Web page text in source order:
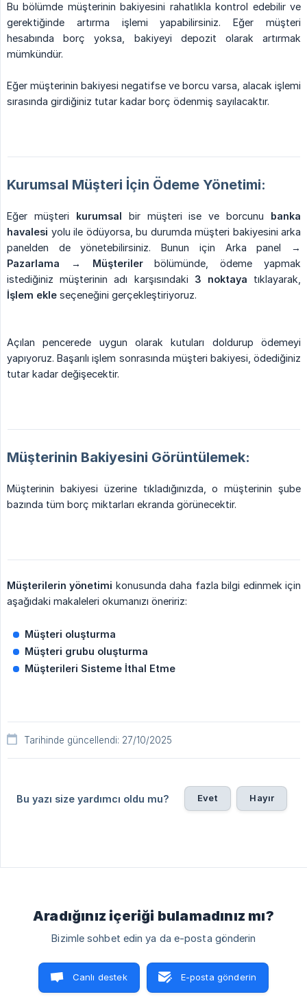
Bu bölümde müşterinin bakiyesini rahatlıkla kontrol edebilir ve
gerektiğinde artırma işlemi yapabilirsiniz. Eğer müşteri
hesabında borç yoksa, bakiyeyi depozit olarak artırmak
mümkündür.
Eğer müşterinin bakiyesi negatifse ve borcu varsa, alacak işlemi
sırasında girdiğiniz tutar kadar borç ödenmiş sayılacaktır.
Kurumsal Müşteri İçin Ödeme Yönetimi:
Eğer müşteri kurumsal bir müşteri ise ve borcunu banka
havalesi yolu ile ödüyorsa, bu durumda müşteri bakiyesini arka
panelden de yönetebilirsiniz. Bunun için Arka panel →
Pazarlama → Müşterilerbölümünde, ödeme yapmak
istediğiniz müşterinin adı karşısındaki 3 noktaya tıklayarak,
İşlem ekle seçeneğini gerçekleştiriyoruz.
Açılan pencerede uygun olarak kutuları doldurup ödemeyi
yapıyoruz. Başarılı işlem sonrasında müşteri bakiyesi, ödediğiniz
tutar kadar değişecektir.
Müşterinin Bakiyesini Görüntülemek:
Müşterinin bakiyesi üzerine tıkladığınızda, o müşterinin şube
bazında tüm borç miktarları ekranda görünecektir.
Müşterilerin yönetimi konusunda daha fazla bilgi edinmek için
aşağıdaki makaleleri okumanızı öneririz:
Müşteri oluşturma
Müşteri grubu oluşturma
Müşterileri Sisteme İthal Etme
Tarihinde güncellendi: 27/10/2025
Bu yazı size yardımcı oldu mu? Evet Hayır
Aradığınız içeriği bulamadınız mı?
Bizimle sohbet edin ya da e-posta gönderin
Canlı destek E-posta gönderin